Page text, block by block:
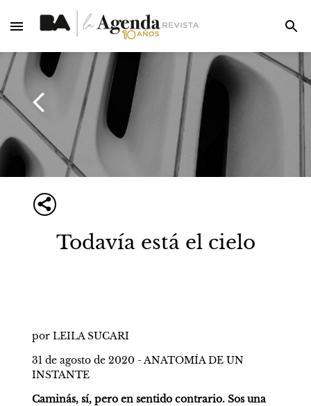
Todavía está el cielo
por LEILA SUCARI
31 de agosto de 2020 - ANATOMÍA DE UN
INSTANTE
Caminás, sí, pero en sentido contrario. Sos una